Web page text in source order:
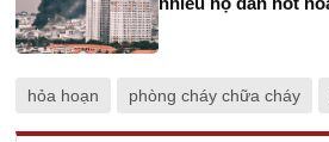
hỏa hoạn phòng cháy chữa cháy